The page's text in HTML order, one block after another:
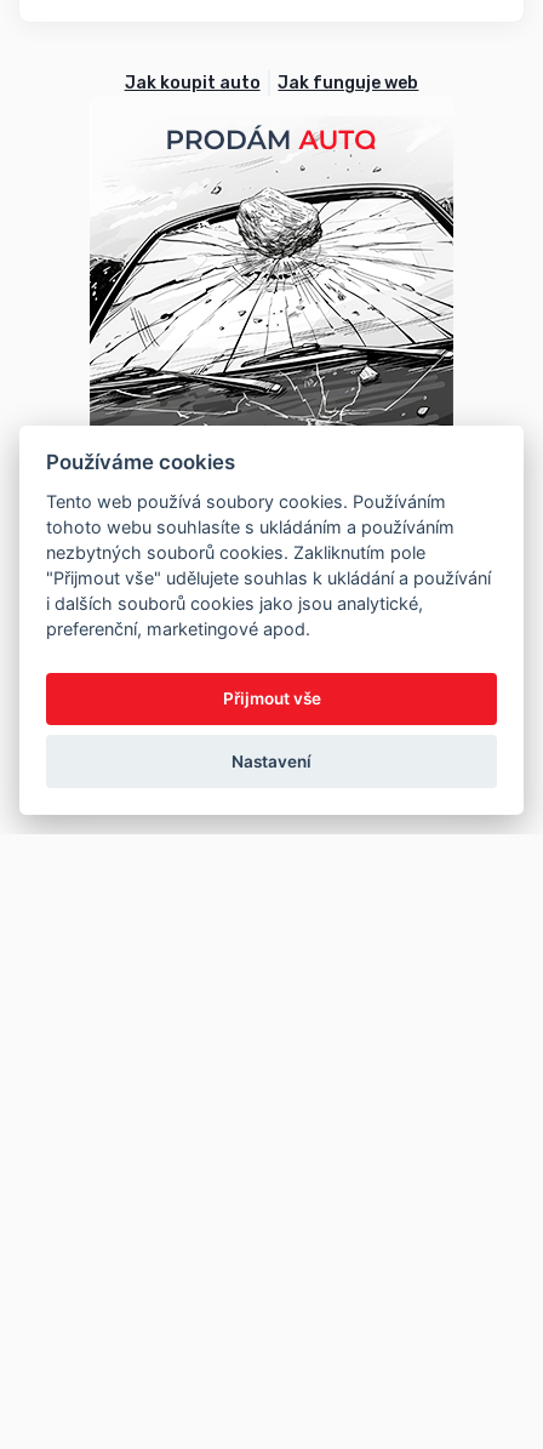
Jak koupit auto Jak funguje web
Používáme cookies
Tento web používá soubory cookies. Používáním
tohoto webu souhlasíte s ukládáním a používáním
nezbytných souborů cookies. Zakliknutím pole
"Přijmout vše" udělujete souhlas k ukládání a používání
i dalších souborů cookies jako jsou analytické,
preferenční, marketingové apod.
Přijmout vše
Nastavení